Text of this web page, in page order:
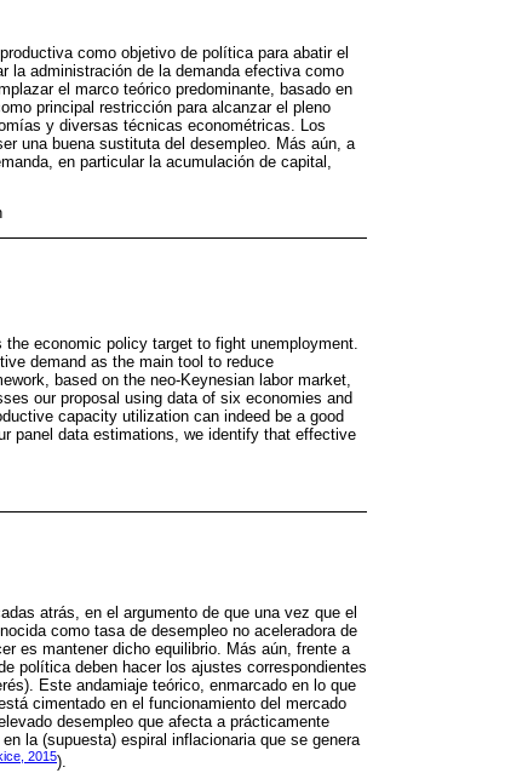
como objetivo de política para abatir el
la administración de la demanda efectiva como
el marco teórico predominante, basado en
principal restricción para alcanzar el pleno
y diversas técnicas econométricas. Los
una buena sustituta del desempleo. Más aún, a
en particular la acumulación de capital,
economic policy target to fight unemployment.
demand as the main tool to reduce
based on the neo-Keynesian labor market,
our proposal using data of six economies and
capacity utilization can indeed be a good
panel data estimations, we identify that effective
atrás, en el argumento de que una vez que el
como tasa de desempleo no aceleradora de
es mantener dicho equilibrio. Más aún, frente a
política deben hacer los ajustes correspondientes
Este andamiaje teórico, enmarcado en lo que
cimentado en el funcionamiento del mercado
desempleo que afecta a prácticamente
la (supuesta) espiral inflacionaria que se genera
2015).